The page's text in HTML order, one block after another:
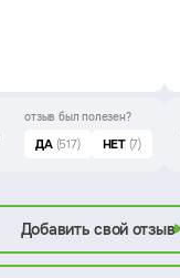
отзыв был полезен?
ДА (517) НЕТ (7)
Добавить свой отзыв